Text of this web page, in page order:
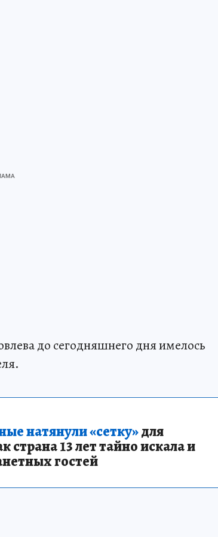
до сегодняшнего дня имелось
натянули «сетку»для
страна 13 лет тайно искала и
гостей